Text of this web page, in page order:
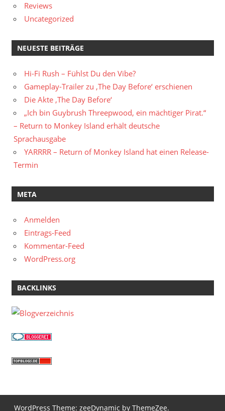
Reviews
Uncategorized
NEUESTE BEITRÄGE
Hi-Fi Rush – Fühlst Du den Vibe?
Gameplay-Trailer zu ‚The Day Before‘ erschienen
Die Akte ‚The Day Before‘
„Ich bin Guybrush Threepwood, ein mächtiger Pirat.“
– Return to Monkey Island erhält deutsche
Sprachausgabe
YARRRR – Return of Monkey Island hat einen Release-
Termin
META
Anmelden
Eintrags-Feed
Kommentar-Feed
WordPress.org
BACKLINKS
WordPress Theme: zeeDynamic by ThemeZee.